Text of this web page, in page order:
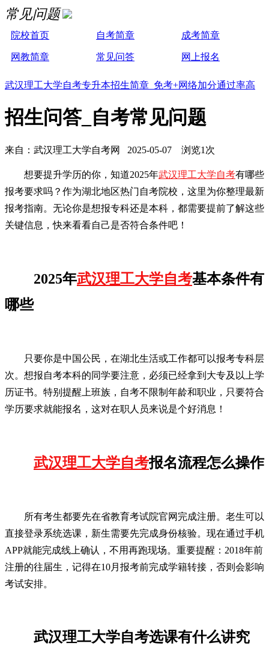
常见问题
院校首页 自考简章 成考简章
网教简章 常见问答 网上报名
武汉理工大学自考专升本招生简章 免考+网络加分通过率高
招生问答_自考常见问题
来自：武汉理工大学自考网 2025-05-07 浏览1次
想要提升学历的你，知道2025年武汉理工大学自考有哪些
报考要求吗？作为湖北地区热门自考院校，这里为你整理最新
报考指南。无论你是想报专科还是本科，都需要提前了解这些
关键信息，快来看看自己是否符合条件吧！
2025年武汉理工大学自考基本条件有
哪些
只要你是中国公民，在湖北生活或工作都可以报考专科层
次。想报自考本科的同学要注意，必须已经拿到大专及以上学
历证书。特别提醒上班族，自考不限制年龄和职业，只要符合
学历要求就能报名，这对在职人员来说是个好消息！
武汉理工大学自考报名流程怎么操作
所有考生都要先在省教育考试院官网完成注册。老生可以
直接登录系统选课，新生需要先完成身份核验。现在通过手机
APP就能完成线上确认，不用再跑现场。重要提醒：2018年前
注册的往届生，记得在10月报考前完成学籍转接，否则会影响
考试安排。
武汉理工大学自考选课有什么讲究